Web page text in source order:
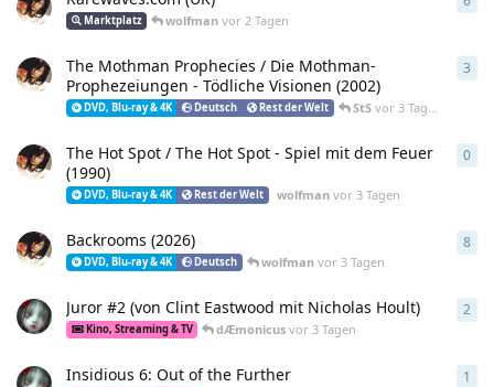
Marktplatz wolfman vor 2 Tagen
The Mothman Prophecies / Die Mothman-
Prophezeiungen - Tödliche Visionen (2002)
DVD, Blu-ray & 4K Deutsch Rest der Welt StS vor 3 Tagen
3
The Hot Spot / The Hot Spot - Spiel mit dem Feuer
(1990)
DVD, Blu-ray & 4K Rest der Welt wolfman vor 3 Tagen
0
Backrooms (2026)
DVD, Blu-ray & 4K Deutsch wolfman vor 3 Tagen
8
Juror #2 (von Clint Eastwood mit Nicholas Hoult)
Kino, Streaming & TV dÆmonicus vor 3 Tagen
2
Insidious 6: Out of the Further 1